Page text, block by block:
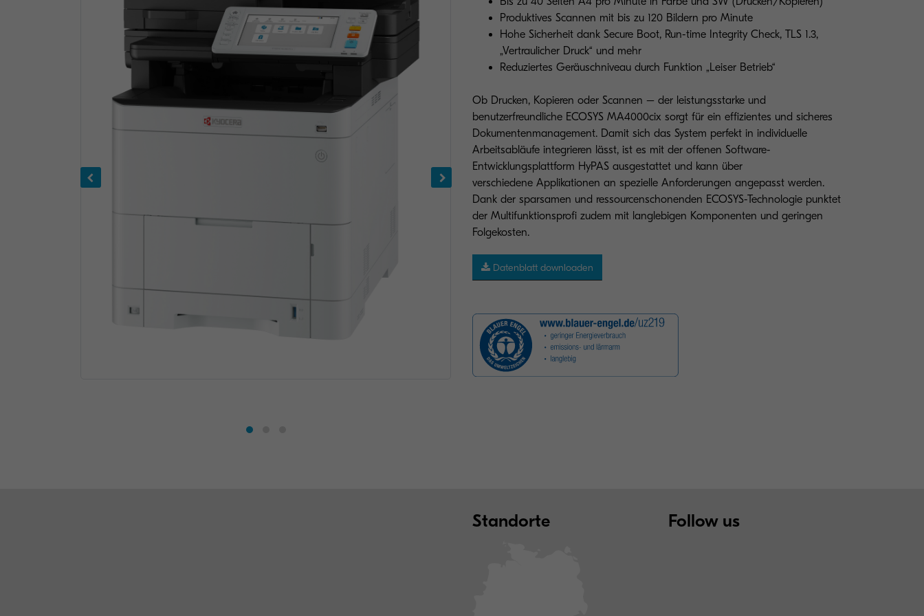
Produktives Scannen mit bis zu 120 Bildern pro Minute
Hohe Sicherheit dank Secure Boot, Run-time Integrity Check, TLS 1.3,
„Vertraulicher Druck“ und mehr
Reduziertes Geräuschniveau durch Funktion „Leiser Betrieb“
Ob Drucken, Kopieren oder Scannen – der leistungsstarke und
benutzerfreundliche ECOSYS MA4000cix sorgt für ein effizientes und sicheres
Dokumentenmanagement. Damit sich das System perfekt in individuelle
Arbeitsabläufe integrieren lässt, ist es mit der offenen Software-
Entwicklungsplattform HyPAS ausgestattet und kann über
verschiedene Applikationen an spezielle Anforderungen angepasst werden.
Dank der sparsamen und ressourcenschonenden ECOSYS-Technologie punktet
der Multifunktionsprofi zudem mit langlebigen Komponenten und geringen
Folgekosten.
Datenblatt downloaden
Standorte Follow us